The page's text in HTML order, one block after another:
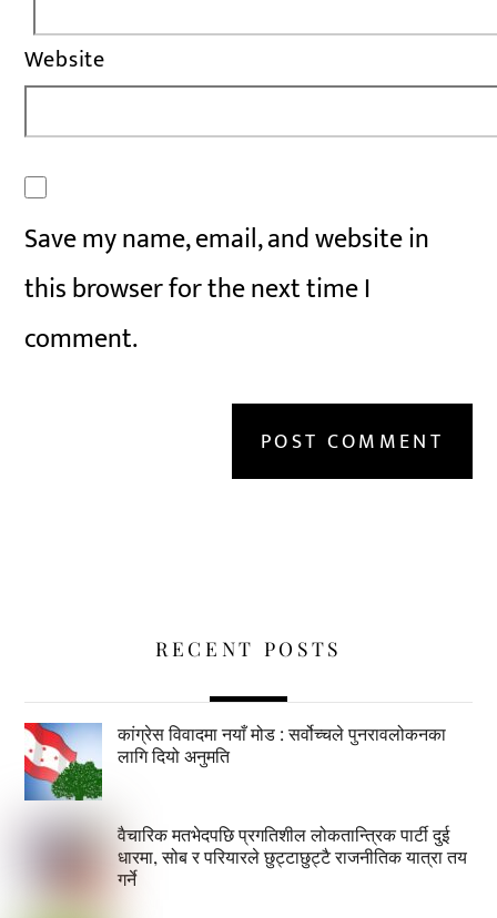
Website
Save my name, email, and website in
this browser for the next time I
comment.
RECENT POSTS
कांग्रेस विवादमा नयाँ मोड : सर्वोच्चले पुनरावलोकनका
लागि दियो अनुमति
वैचारिक मतभेदपछि प्रगतिशील लोकतान्त्रिक पार्टी दुई
धारमा, सोब र परियारले छुट्टाछुट्टै राजनीतिक यात्रा तय
गर्ने